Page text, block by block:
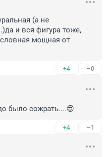
(а не
и вся фигура тоже,
мощная от
+4 –0
было сожрать....😎
+4 –1